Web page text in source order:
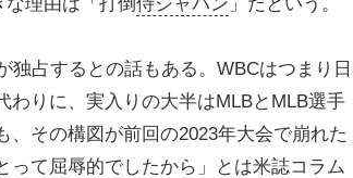
独占するとの話もある。WBCはつまり日
りに、実入りの大半はMLBとMLB選手
その構図が前回の2023年大会で崩れた
って屈辱的でしたから」とは米誌コラム